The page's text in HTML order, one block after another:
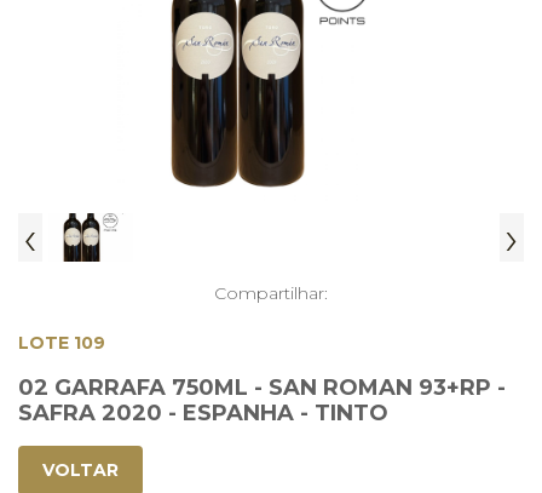
‹ ›
Compartilhar:
LOTE 109
02 GARRAFA 750ML - SAN ROMAN 93+RP -
SAFRA 2020 - ESPANHA - TINTO
VOLTAR